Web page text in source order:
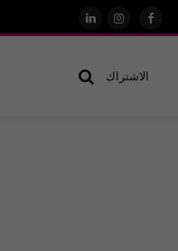
فيسبوكالانستغرام
لينكدإن
الاشتراك